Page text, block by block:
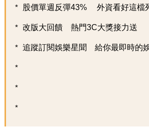
股價單週反彈43% 外資看好這檔
改版大回饋 熱門3C大獎接力送
追蹤訂閱娛樂星聞 給你最即時的